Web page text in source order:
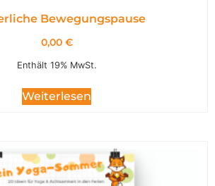
Bewegungspause
0,00 €
Enthält 19% MwSt.
Weiterlesen